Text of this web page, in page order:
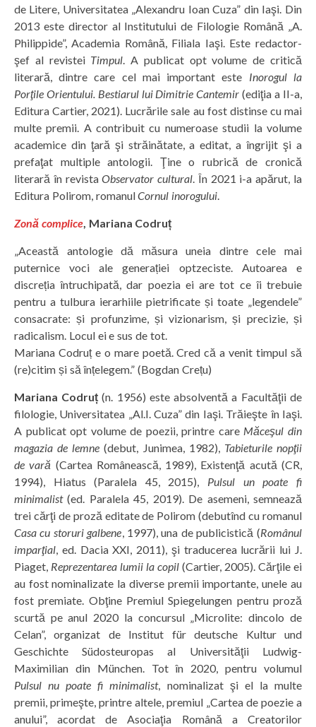
de Litere, Universitatea „Alexandru Ioan Cuza” din Iaşi. Din
2013 este director al Institutului de Filologie Română „A.
Philippide”, Academia Română, Filiala Iaşi. Este redactor-
şef al revistei Timpul. A publicat opt volume de critică
literară, dintre care cel mai important este Inorogul la
Porţile Orientului. Bestiarul lui Dimitrie Cantemir (ediţia a II-a,
Editura Cartier, 2021). Lucrările sale au fost distinse cu mai
multe premii. A contribuit cu numeroase studii la volume
academice din ţară şi străinătate, a editat, a îngrijit şi a
prefaţat multiple antologii. Ţine o rubrică de cronică
literară în revistaObservator cultural. În 2021 i-a apărut, la
Editura Polirom, romanulCornul inorogului.
Zonă complice, Mariana Codruț
„Această antologie dă măsura uneia dintre cele mai
puternice voci ale generației optzeciste. Autoarea e
discreția întruchipată, dar poezia ei are tot ce îi trebuie
pentru a tulbura ierarhiile pietrificate și toate „legendele”
consacrate: și profunzime, și vizionarism, și precizie, și
radicalism. Locul ei e sus de tot.
Mariana Codruț e o mare poetă. Cred că a venit timpul să
(re)citim și să înțelegem.” (Bogdan Crețu)
Mariana Codruț (n. 1956) este absolventă a Facultăţii de
filologie, Universitatea „Al.I. Cuza” din Iaşi. Trăieşte în Iaşi.
A publicat opt volume de poezii, printre care Măceşul din
magazia de lemne (debut, Junimea, 1982), Tabieturile nopţii
de vară (Cartea Românească, 1989), Existenţă acută (CR,
1994), Hiatus (Paralela 45, 2015), Pulsul un poate fi
minimalist(ed. Paralela 45, 2019). De asemeni, semnează
trei cărţi de proză editate de Polirom (debutînd cu romanul
Casa cu storuri galbene, 1997), una de publicistică (Românul
imparţial, ed. Dacia XXI, 2011), şi traducerea lucrării lui J.
Piaget, Reprezentarea lumii la copil (Cartier, 2005). Cărţile ei
au fost nominalizate la diverse premii importante, unele au
fost premiate. Obţine Premiul Spiegelungen pentru proză
scurtă pe anul 2020 la concursul „Microlite: dincolo de
Celan”, organizat de Institut für deutsche Kultur und
Geschichte Südosteuropas al Universităţii Ludwig-
Maximilian din München. Tot în 2020, pentru volumul
Pulsul nu poate fi minimalist, nominalizat şi el la multe
premii, primeşte, printre altele, premiul „Cartea de poezie a
anului”, acordat de Asociaţia Română a Creatorilor